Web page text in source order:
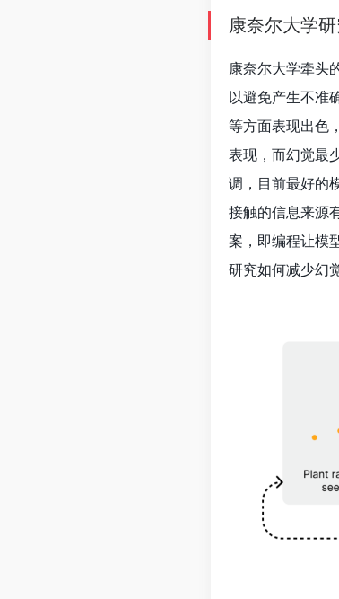
步。虽然1.5版
质的飞跃。
时提升了文字
大约两分钟可
规律的遵从性
广告领域，还
创意同质化和